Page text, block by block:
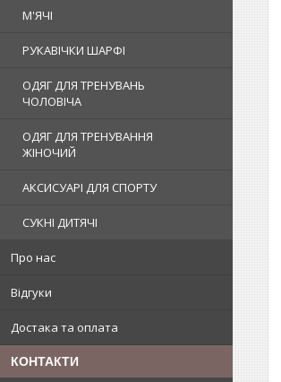
М'ЯЧІ
РУКАВІЧКИ ШАРФІ
ОДЯГ ДЛЯ ТРЕНУВАНЬ
ЧОЛОВІЧА
ОДЯГ ДЛЯ ТРЕНУВАННЯ
ЖІНОЧИЙ
АКСИСУАРІ ДЛЯ СПОРТУ
СУКНІ ДИТЯЧІ
Про нас
Відгуки
Достака та оплата
КОНТАКТИ